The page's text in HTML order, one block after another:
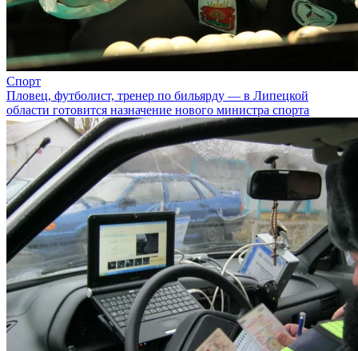
Спорт
Пловец, футболист, тренер по бильярду — в Липецкой
области готовится назначение нового министра спорта